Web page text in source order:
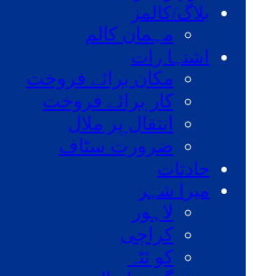
بلاگ/کالمز
مہمان کالم
اشتہا رات
مکان برائے فروخت
کار برائے فروخت
انتقال پر ملال
ضرورت سٹاف
حادثات
میرا شہر
لاہور
کراچی
کو ئٹہ